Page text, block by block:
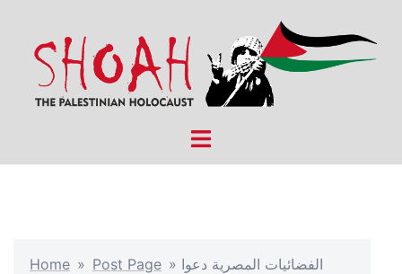
content
Toggle
Home » Post Page » الفضائيات المصرية دعوا